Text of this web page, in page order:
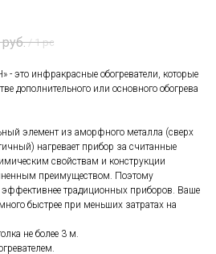
руб. / 1 pc
- это инфракрасные обогреватели, которые
дополнительного или основного обогрева
элемент из аморфного металла (сверх
нагревает прибор за считанные
свойствам и конструкции
преимуществом. Поэтому
эффективнее традиционных приборов. Ваше
быстрее при меньших затратах на
не более 3 м.